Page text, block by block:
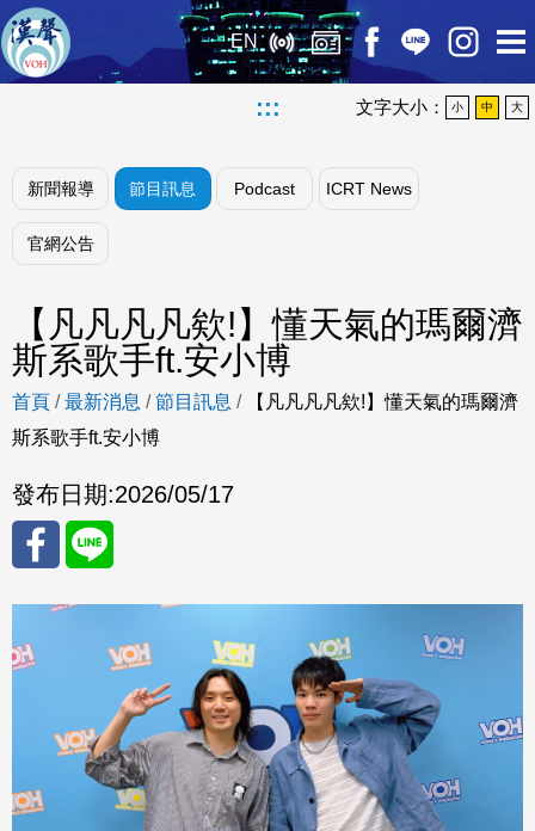
EN
::: 文字大小： 小 中 大
新聞報導 節目訊息 Podcast ICRT News
官網公告
【凡凡凡凡欸!】懂天氣的瑪爾濟
斯系歌手ft.安小博
首頁 /最新消息 /節目訊息 /
【凡凡凡凡欸!】懂天氣的瑪爾濟
斯系歌手ft.安小博
發布日期:2026/05/17
分享
至
ok
分享
至